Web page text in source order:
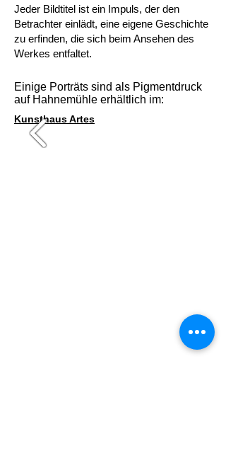
Jeder Bildtitel ist ein Impuls, der den
Betrachter einlädt, eine eigene Geschichte
zu erfinden, die sich beim Ansehen des
Werkes entfaltet.
Einige Porträts sind als Pigmentdruck
auf Hahnemühle erhältlich im:
Kunsthaus Artes